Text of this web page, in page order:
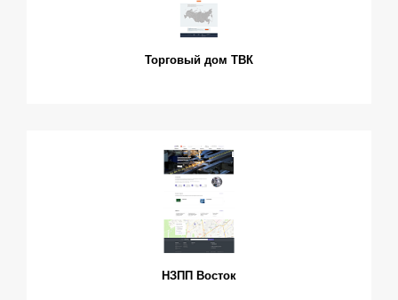
Торговый дом ТВК
НЗПП Восток